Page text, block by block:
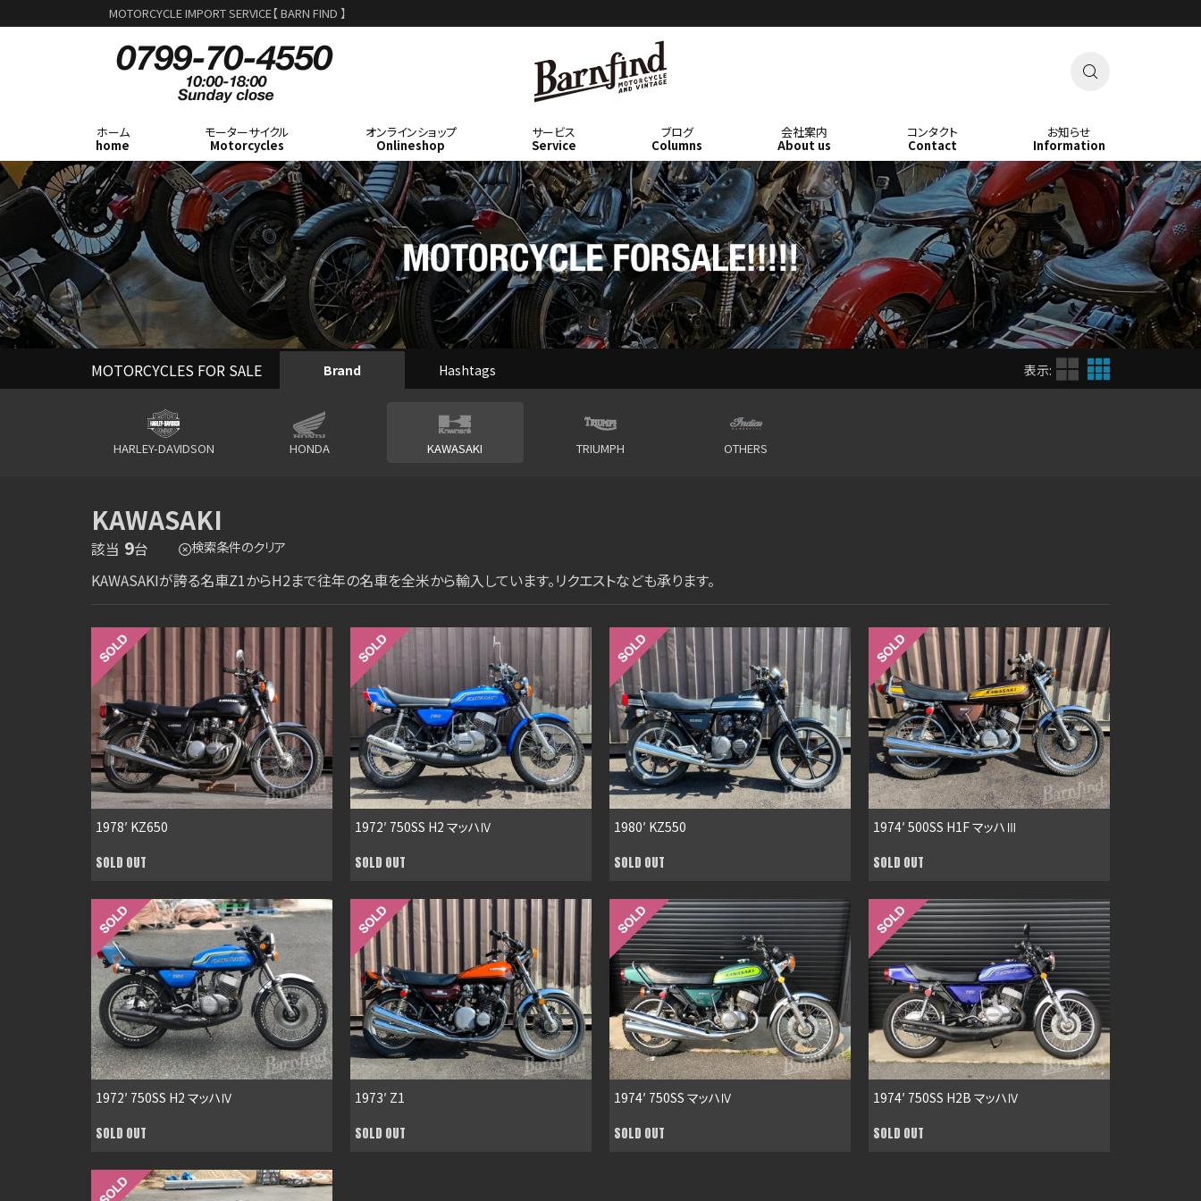
MOTORCYCLE IMPORT SERVICE【 BARN FIND 】
BARNFIN
D

ホーム
home
モーターサイクル
Motorcycles
オンラインショップ
Onlineshop
サービス
Service
ブログ
Columns
会社案内
About us
コンタクト
Contact
お知らせ
Information
MOTORCYCLES FOR SALE Brand Hashtags 表示:  
HARLEY-DAVIDSON HONDA KAWASAKI TRIUMPH OTHERS
KAWASAKI
該当 9台 検索条件のクリア
KAWASAKIが誇る名車Z1からH2まで往年の名車を全米から輸入しています。リクエストなども承ります。
1978′ KZ650
SOLD OUT
1972′ 750SS H2 マッハⅣ
SOLD OUT
1980′ KZ550
SOLD OUT
1974′ 500SS H1F マッハⅢ
SOLD OUT
1972′ 750SS H2 マッハⅣ
SOLD OUT
1973′ Z1
SOLD OUT
1974′ 750SS マッハⅣ
SOLD OUT
1974′ 750SS H2B マッハⅣ
SOLD OUT